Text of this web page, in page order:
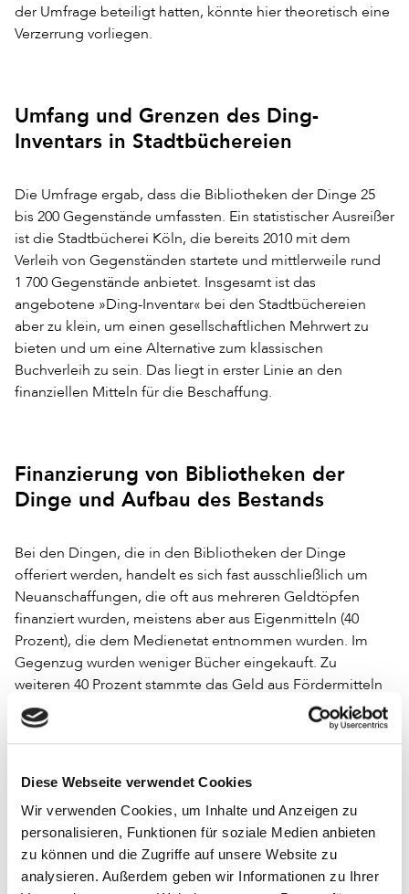
Diese Webseite verwendet Cookies
Wir verwenden Cookies, um Inhalte und Anzeigen zu
personalisieren, Funktionen für soziale Medien anbieten
zu können und die Zugriffe auf unsere Website zu
analysieren. Außerdem geben wir Informationen zu Ihrer
der Umfrage beteiligt hatten, könnte hier theoretisch eine
Verzerrung vorliegen.
Umfang und Grenzen des Ding-
Inventars in Stadtbüchereien
Die Umfrage ergab, dass die Bibliotheken der Dinge 25
bis 200 Gegenstände umfassten. Ein statistischer Ausreißer
ist die Stadtbücherei Köln, die bereits 2010 mit dem
Verleih von Gegenständen startete und mittlerweile rund
1 700 Gegenstände anbietet. Insgesamt ist das
angebotene »Ding-Inventar« bei den Stadtbüchereien
aber zu klein, um einen gesellschaftlichen Mehrwert zu
bieten und um eine Alternative zum klassischen
Buchverleih zu sein. Das liegt in erster Linie an den
finanziellen Mitteln für die Beschaffung.
Finanzierung von Bibliotheken der
Dinge und Aufbau des Bestands
Bei den Dingen, die in den Bibliotheken der Dinge
offeriert werden, handelt es sich fast ausschließlich um
Neuanschaffungen, die oft aus mehreren Geldtöpfen
finanziert wurden, meistens aber aus Eigenmitteln (40
Prozent), die dem Medienetat entnommen wurden. Im
Gegenzug wurden weniger Bücher eingekauft. Zu
weiteren 40 Prozent stammte das Geld aus Fördermitteln
(von Stadt, Land oder Bund). Dabei handelte es sich in der
Regel um Einmalförderungen. In 17 Prozent der Fälle
Je weniger Gelder eingeworben oder den Eigenmitteln
entnommen werden konnten, desto kleiner der Bestand
an Gebrauchsgegenständen. Handelt es sich bei den